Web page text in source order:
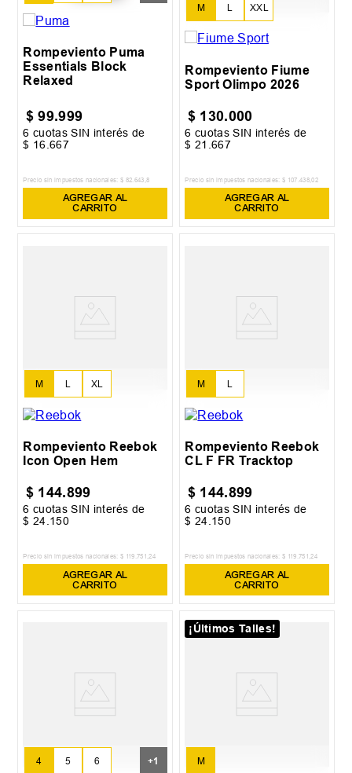
XL
Rompeviento Puma
Essentials Block
Relaxed
$ 99.999
6 cuotas SIN interés de
$ 16 .667
Precio sin impuestos nacionales: $ 82 643 8
AGREGAR AL
CARRITO
M L XXL
Rompeviento Fiume
Sport Olimpo 2026
$ 130.000
6 cuotas SIN interés de
$ 21 .667
Precio sin impuestos nacionales: $ 107 438,02
AGREGAR AL
CARRITO
M L XL
Rompeviento Reebok
Icon Open Hem
$ 144.899
6 cuotas SIN interés de
$ 24.150
Precio sin impuestos nacionales: $ 119 .751 ,24
AGREGAR AL
CARRITO
M L
Rompeviento Reebok
CL F FR Tracktop
$ 144.899
6 cuotas SIN interés de
$ 24.150
Precio sin impuestos nacionales: $ 119 .751 ,24
AGREGAR AL
CARRITO
4 5 6 +1
¡Últimos Talles!
M